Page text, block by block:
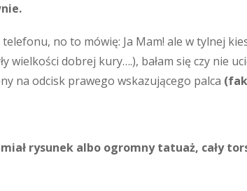
no to mówię: Ja Mam! ale w tylnej
dobrej kury….), bałam się czy nie
na odcisk prawego wskazującego palca
rysunek albo ogromny tatuaż, cały